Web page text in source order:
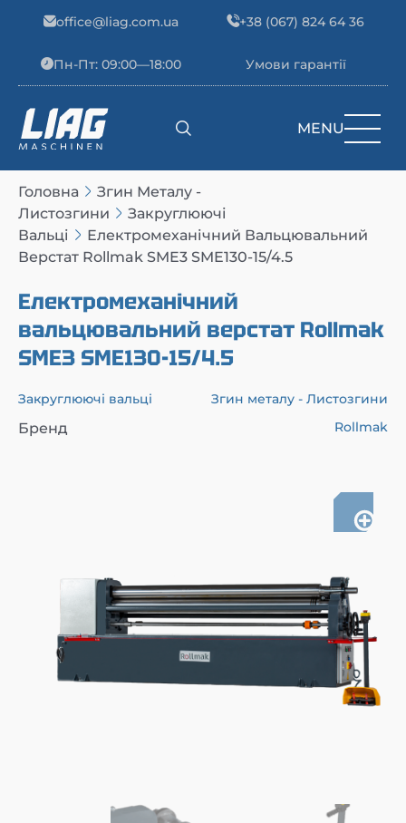
office@liag.com.ua +38 (067) 824 64 36
Пн-Пт: 09:00—18:00 Умови гарантії
Main Navigation MENU
Головна
Згин Металу -
Листозгини
Закруглюючі
Вальці
Електромеханічний Вальцювальний
Верстат Rollmak SME3 SME130-15/4.5
Електромеханічний
вальцювальний верстат Rollmak
SME3 SME130-15/4.5
Закруглюючі вальці Згин металу - Листозгини
Бренд Rollmak